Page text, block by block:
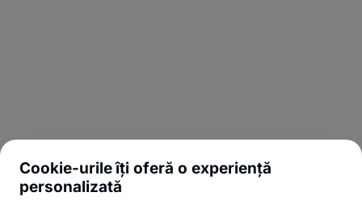
Cookie-urile îți oferă o experiență
personalizată